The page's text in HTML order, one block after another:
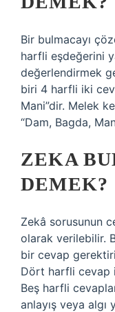
Bir bulmacayı
harfli eşdeğerini
değerlendirmek
biri 4 harfli iki
Mani”dir. Melek
“Dam, Bagda,
ZEKA
DEMEK?
Zekâ sorusunun
olarak verilebilir.
bir cevap
Dört harfli cevap
Beş harfli
anlayış veya algı